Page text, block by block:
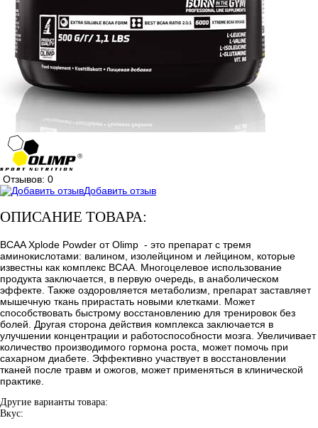
Отзывов: 0
Добавить отзыв
ОПИСАНИЕ ТОВАРА:
BCAA Xplode Powder от Olimp - это препарат с тремя
аминокислотами: валином, изолейцином и лейцином, которые
известны как комплекс ВСАА. Многоцелевое использование
продукта заключается, в первую очередь, в анаболическом
эффекте. Также оздоровляется метаболизм, препарат заставляет
мышечную ткань прирастать новыми клетками. Может
способствовать быстрому восстановлению для тренировок без
болей. Другая сторона действия комплекса заключается в
улучшении концентрации и работоспособности мозга. Увеличивает
количество производимого гормона роста, может помочь при
сахарном диабете. Эффективно участвует в восстановлении
тканей после травм и ожогов, может применяться в клинической
практике.
Другие варианты товара:
Вкус: